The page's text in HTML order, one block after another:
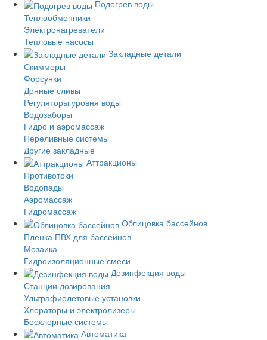
Подогрев воды
Теплообменники
Электронагреватели
Тепловые насосы
Закладные детали
Скиммеры
Форсунки
Донные сливы
Регуляторы уровня воды
Водозаборы
Гидро и аэромассаж
Переливные системы
Другие закладные
Аттракционы
Противотоки
Водопады
Аэромассаж
Гидромассаж
Облицовка бассейнов
Пленка ПВХ для бассейнов
Мозаика
Гидроизоляционные смеси
Дезинфекция воды
Станции дозирования
Ультрафиолетовые установки
Хлораторы и электролизеры
Бесхлорные системы
Автоматика